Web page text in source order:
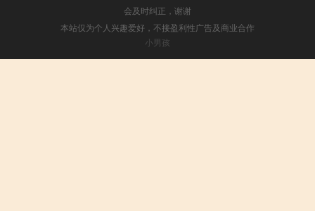
会及时纠正，谢谢
本站仅为个人兴趣爱好，不接盈利性广告及商业合作
小男孩